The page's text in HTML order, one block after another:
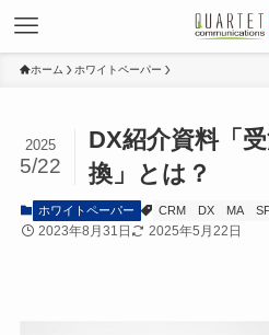
ホーム ホワイトペーパー
DX紹介資料「
換」とは？
2025
5/22
ホワイトペーパー CRM DX MA
2023年8月31日 2025年5月22日